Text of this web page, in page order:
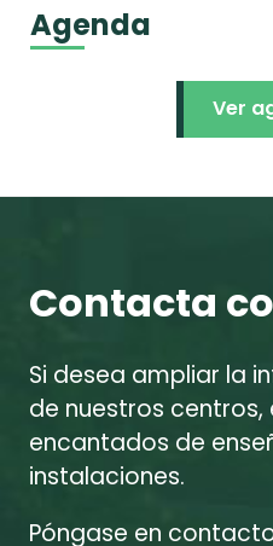
Agenda
Ver
Contacta
Si desea ampliar la
de nuestros
encantados de
instalaciones.
Póngase en